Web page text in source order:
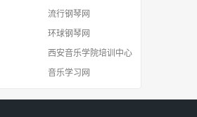
流行钢琴网
环球钢琴网
西安音乐学院培训中心
音乐学习网